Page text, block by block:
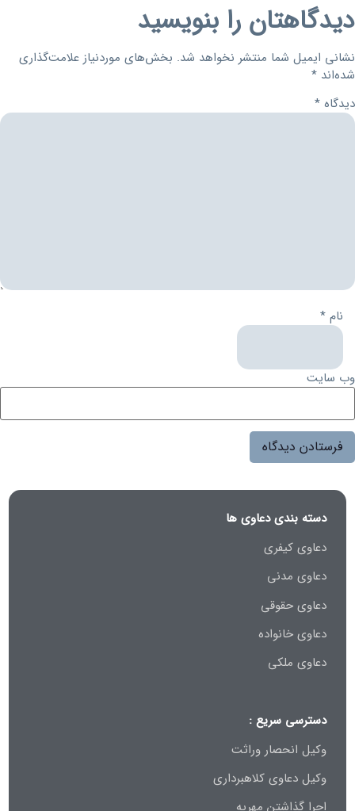
دیدگاهتان را بنویسید
نشانی ایمیل شما منتشر نخواهد شد. بخش‌های موردنیاز علامت‌گذاری
شده‌اند *
دیدگاه *
نام *
وب‌ سایت
دسته بندی دعاوی ها
دعاوی کیفری
دعاوی مدنی
دعاوی حقوقی
دعاوی خانواده
دعاوی ملکی
دسترسی سریع :
وکیل انحصار وراثت
وکیل دعاوی کلاهبرداری